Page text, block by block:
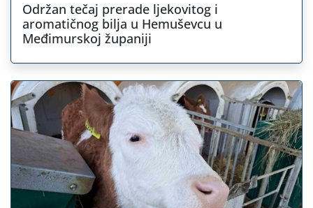
Održan tečaj prerade ljekovitog i
aromatičnog bilja u Hemuševcu u
Međimurskoj županiji